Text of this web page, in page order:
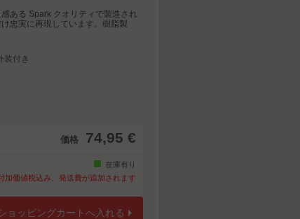
ある Spark クオリティで製造され
忠実に再現しています。樹脂製
装付き
価格 74,95 €
在庫有り
加価値税込み、発送費が追加されます
ョッピングカートへ入れる